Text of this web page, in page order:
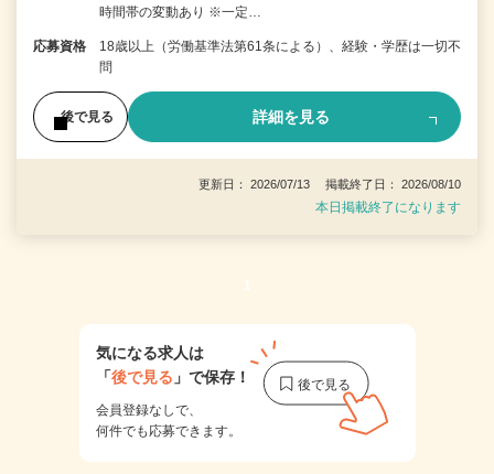
時間帯の変動あり ※一定…
応募資格
18歳以上（労働基準法第61条による）、経験・学歴は一切不
問
後で見る 詳細を見る
更新日： 2026/07/13 掲載終了日： 2026/08/10
本日掲載終了になります
1
気になる求人は
「後で見る 」で保存！
会員登録なしで、
何件でも応募できます。